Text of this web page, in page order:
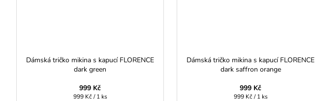
Dámská tričko mikina s kapucí FLORENCE
dark green
999 Kč
Měrná
999 Kč / 1 ks
Dámská tričko mikina s kapucí FLORENCE
dark saffron orange
999 Kč
Měrná
999 Kč / 1 ks